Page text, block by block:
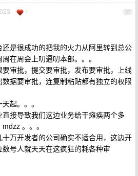
37
1
是很成功的把我的火力从阿里转到总公
在周会上叨逼叨本部。。。
审批，提交要审批，发布要审批，上线
据要审批，连复制粘贴都有独立的权限
起。。。
接导致我们这边业务给干瘫痪两个多
。。。
万开发者的公司确实不适合用，这边开
号人就天天在这疯狂的耗各种审